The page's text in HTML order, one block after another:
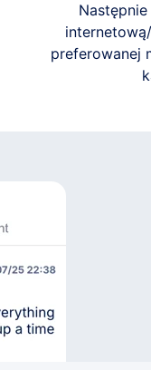
preferowanej